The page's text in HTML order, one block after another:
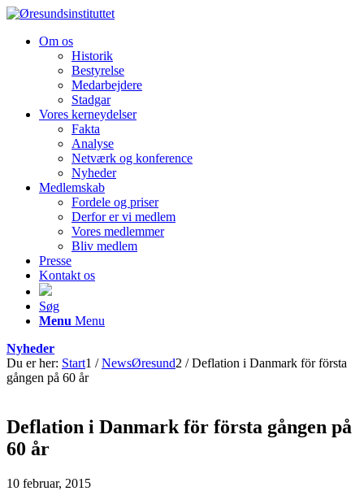
Om os
Historik
Bestyrelse
Medarbejdere
Stadgar
Vores kerneydelser
Fakta
Analyse
Netværk og konference
Nyheder
Medlemskab
Fordele og priser
Derfor er vi medlem
Vores medlemmer
Bliv medlem
Presse
Kontakt os
Søg
Menu Menu
Nyheder
Du er her: Start1 / NewsØresund2 / Deflation i Danmark för första
gången på 60 år
Deflation i Danmark för första gången på
60 år
10 februar, 2015